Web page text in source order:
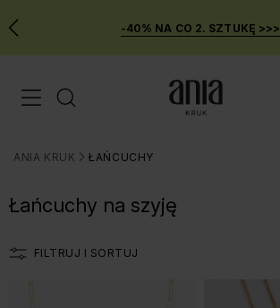
Przejdź
do
FILTRÓW
MENU
-40% NA CO 2. SZTUKĘ >>>
Menu mobilne
ANIA KRUK
>
ŁAŃCUCHY
Łańcuchy na szyję
FILTRUJ I SORTUJ